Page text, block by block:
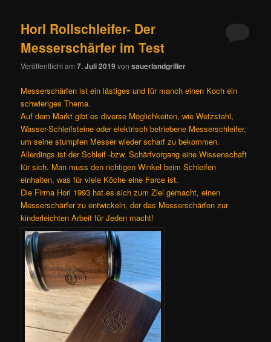
Horl Rollschleifer- Der
Messerschärfer im Test
Veröffentlicht am7. Juli 2019vonsauerlandgriller
Messerschärfen ist ein lästiges und für manch einen Koch ein
schwieriges Thema.
Auf dem Markt gibt es diverse Möglichkeiten, wie Wetzstahl,
Wasser-Schleifsteine oder elektrisch betriebene Messerschleifer,
um seine stumpfen Messer wieder scharf zu bekommen.
Allerdings ist der Schleif -bzw. Schärfvorgang eine Wissenschaft
für sich. Man muss den richtigen Winkel beim Schleifen
einhalten, was für viele Köche eine Farce ist.
Die Firma Horl 1993 hat es sich zum Ziel gemacht, einen
Messerschärfer zu entwickeln, der das Messerschärfen zur
kinderleichten Arbeit für Jeden macht!